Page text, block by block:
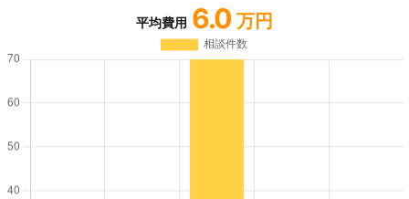
平均費用 6.0 万円